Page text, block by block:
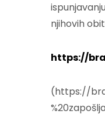
njihovih
https://
(https://